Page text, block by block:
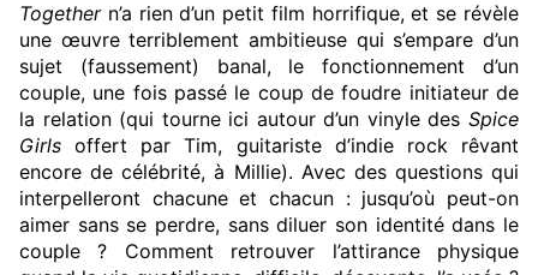
Together n’a rien d’un petit film horrifique, et se révèle
une œuvre terriblement ambitieuse qui s’empare d’un
sujet (faussement) banal, le fonctionnement d’un
couple, une fois passé le coup de foudre initiateur de
la relation (qui tourne ici autour d’un vinyle des Spice
Girls offert par Tim, guitariste d’indie rock rêvant
encore de célébrité, à Millie). Avec des questions qui
interpelleront chacune et chacun : jusqu’où peut-on
aimer sans se perdre, sans diluer son identité dans le
couple ? Comment retrouver l’attirance physique